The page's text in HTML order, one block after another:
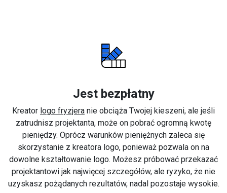
Jest bezpłatny
Kreator logo fryzjera nie obciąża Twojej kieszeni, ale jeśli
zatrudnisz projektanta, może on pobrać ogromną kwotę
pieniędzy. Oprócz warunków pieniężnych zaleca się
skorzystanie z kreatora logo, ponieważ pozwala on na
dowolne kształtowanie logo. Możesz próbować przekazać
projektantowi jak najwięcej szczegółów, ale ryzyko, że nie
uzyskasz pożądanych rezultatów, nadal pozostaje wysokie.